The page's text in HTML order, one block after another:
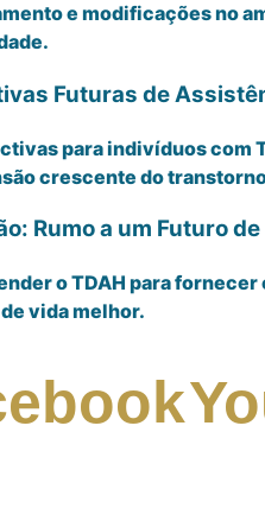
e modificações no
Futuras de
para indivíduos com
crescente do
Rumo a um Futuro
o TDAH para
vida melhor.